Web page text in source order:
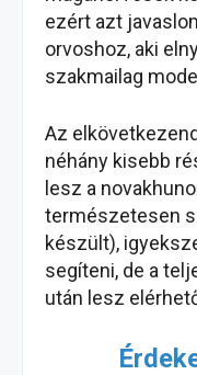
ezért azt
orvoshoz, aki
szakmailag
Az
néhány kisebb
lesz a
természetesen
készült),
segíteni, de a
után lesz